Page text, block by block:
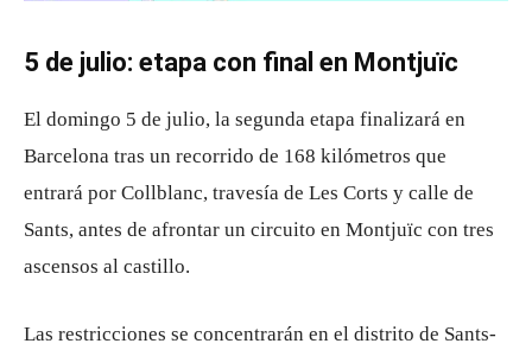
5 de julio: etapa con final en Montjuïc
El domingo 5 de julio, la segunda etapa finalizará en
Barcelona tras un recorrido de 168 kilómetros que
entrará por Collblanc, travesía de Les Corts y calle de
Sants, antes de afrontar un circuito en Montjuïc con tres
ascensos al castillo.
Las restricciones se concentrarán en el distrito de Sants-